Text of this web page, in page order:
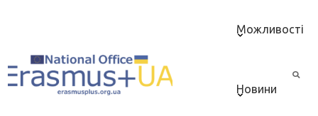
Можливості
Новини